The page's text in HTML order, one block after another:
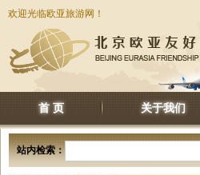
欢迎光临欧亚旅游网！
首 页 关于我们
站内检索：